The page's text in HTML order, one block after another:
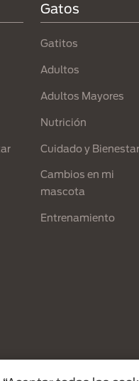
Gatos
Gatitos
Adultos
Adultos Mayores
Nutrición
Cuidado y Bienestar
Cambios en mi
mascota
Entrenamiento
Purina